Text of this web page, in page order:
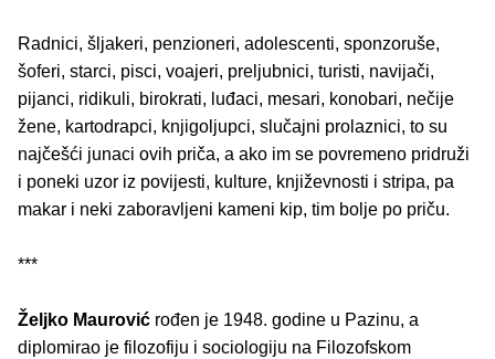
Radnici, šljakeri, penzioneri, adolescenti, sponzoruše,
šoferi, starci, pisci, voajeri, preljubnici, turisti, navijači,
pijanci, ridikuli, birokrati, luđaci, mesari, konobari, nečije
žene, kartodrapci, knjigoljupci, slučajni prolaznici, to su
najčešći junaci ovih priča, a ako im se povremeno pridruži
i poneki uzor iz povijesti, kulture, književnosti i stripa, pa
makar i neki zaboravljeni kameni kip, tim bolje po priču.
***
Željko Maurović rođen je 1948. godine u Pazinu, a
diplomirao je filozofiju i sociologiju na Filozofskom